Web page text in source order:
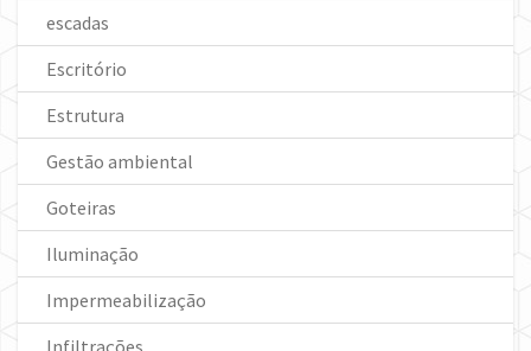
escadas
Escritório
Estrutura
Gestão ambiental
Goteiras
Iluminação
Impermeabilização
Infiltrações